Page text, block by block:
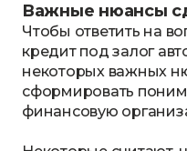
Важные нюансы
Чтобы ответить на
кредит под залог
некоторых важных
сформировать
финансовую